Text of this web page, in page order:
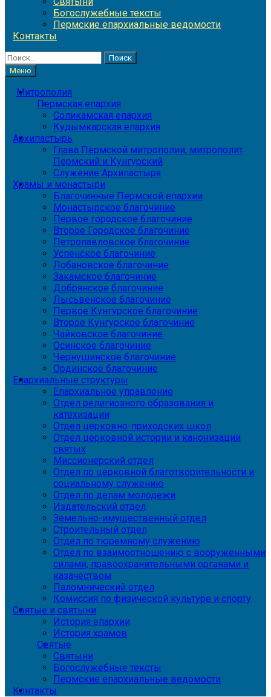
Богослужебные тексты
Пермские епархиальные ведомости
Контакты
Найти:
Меню
Митрополия
Пермская епархия
Соликамская епархия
Кудымкарская епархия
Архипастырь
Глава Пермской митрополии, митрополит
Пермский и Кунгурский
Служение Архипастыря
Храмы и монастыри
Благочинные Пермской епархии
Монастырское благочиние
Первое городское благочиние
Второе Городское благочиние
Петропавловское благочиние
Успенское благочиние
Лобановское благочиние
Закамское благочиние
Добрянское благочиние
Лысьвенское благочиние
Первое Кунгурское благочиние
Второе Кунгурское благочиние
Чайковское благочиние
Осинское благочиние
Чернушинское благочиние
Ординское благочиние
Епархиальные структуры
Епархиальное управление
Отдел религиозного образования и
катехизации
Отдел церковно-приходских школ
Отдел церковной истории и канонизации
святых
Миссионерский отдел
Отдел по церковной благотворительности и
социальному служению
Отдел по делам молодежи
Издательский отдел
Земельно-имущественный отдел
Строительный отдел
Отдел по тюремному служению
Отдел по взаимоотношению с вооруженными
силами, правоохранительными органами и
казачеством
Паломнический отдел
Комиссия по физической культуре и спорту
Святые и святыни
История епархии
История храмов
Святые
Святыни
Богослужебные тексты
Пермские епархиальные ведомости
Контакты